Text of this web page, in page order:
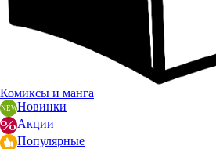
Комиксы и манга
Новинки
Акции
Популярные